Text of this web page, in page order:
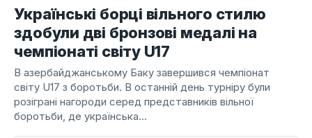
Українські борці вільного стилю
здобули дві бронзові медалі на
чемпіонаті світу U17
В азербайджанському Баку завершився чемпіонат
світу U17 з боротьби. В останній день турніру були
розіграні нагороди серед представників вільної
боротьби, де українська...